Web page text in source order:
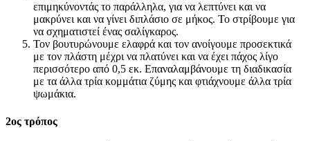
επιμηκύνοντάς το παράλληλα, για να λεπτύνει και να
μακρύνει και να γίνει διπλάσιο σε μήκος. Το στρίβουμε για
να σχηματιστεί ένας σαλίγκαρος.
Τον βουτυρώνουμε ελαφρά και τον ανοίγουμε προσεκτικά
με τον πλάστη μέχρι να πλατύνει και να έχει πάχος λίγο
περισσότερο από 0,5 εκ. Επαναλαμβάνουμε τη διαδικασία
με τα άλλα τρία κομμάτια ζύμης και φτιάχνουμε άλλα τρία
ψωμάκια.
2ος τρόπος